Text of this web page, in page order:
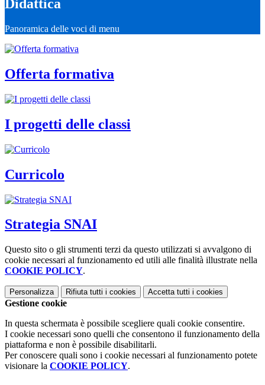
Didattica
Panoramica delle voci di menu
Offerta formativa
I progetti delle classi
Curricolo
Strategia SNAI
Questo sito o gli strumenti terzi da questo utilizzati si avvalgono di
cookie necessari al funzionamento ed utili alle finalità illustrate nella
COOKIE POLICY.
Personalizza Rifiuta tutti i cookies Accetta tutti i cookies
Gestione cookie
In questa schermata è possibile scegliere quali cookie consentire.
I cookie necessari sono quelli che consentono il funzionamento della
piattaforma e non è possibile disabilitarli.
Per conoscere quali sono i cookie necessari al funzionamento potete
visionare la COOKIE POLICY.